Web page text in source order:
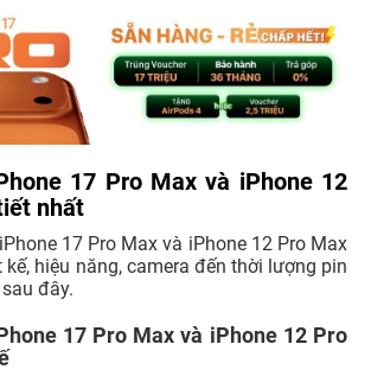
17 Pro Max và iPhone 12
nhất
17 Pro Max và iPhone 12 Pro Max
hiệu năng, camera đến thời lượng pin
đây.
17 Pro Max và iPhone 12 Pro